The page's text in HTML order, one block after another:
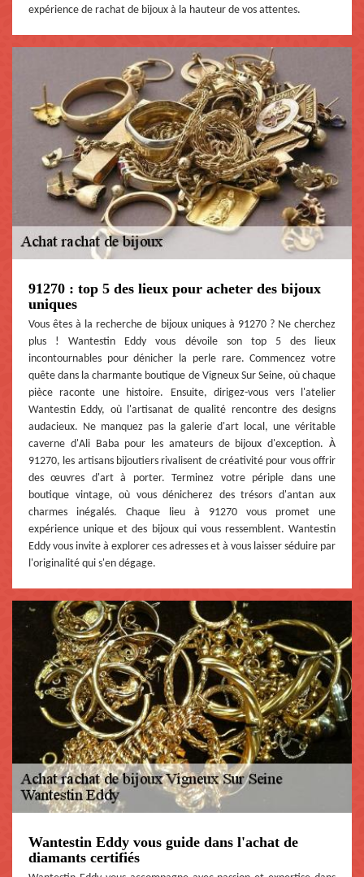
expérience de rachat de bijoux à la hauteur de vos attentes.
91270 : top 5 des lieux pour acheter des bijoux
uniques
Vous êtes à la recherche de bijoux uniques à 91270 ? Ne cherchez
plus ! Wantestin Eddy vous dévoile son top 5 des lieux
incontournables pour dénicher la perle rare. Commencez votre
quête dans la charmante boutique de Vigneux Sur Seine, où chaque
pièce raconte une histoire. Ensuite, dirigez-vous vers l'atelier
Wantestin Eddy, où l'artisanat de qualité rencontre des designs
audacieux. Ne manquez pas la galerie d'art local, une véritable
caverne d'Ali Baba pour les amateurs de bijoux d'exception. À
91270, les artisans bijoutiers rivalisent de créativité pour vous offrir
des œuvres d'art à porter. Terminez votre périple dans une
boutique vintage, où vous dénicherez des trésors d'antan aux
charmes inégalés. Chaque lieu à 91270 vous promet une
expérience unique et des bijoux qui vous ressemblent. Wantestin
Eddy vous invite à explorer ces adresses et à vous laisser séduire par
l'originalité qui s'en dégage.
Wantestin Eddy vous guide dans l'achat de
diamants certifiés